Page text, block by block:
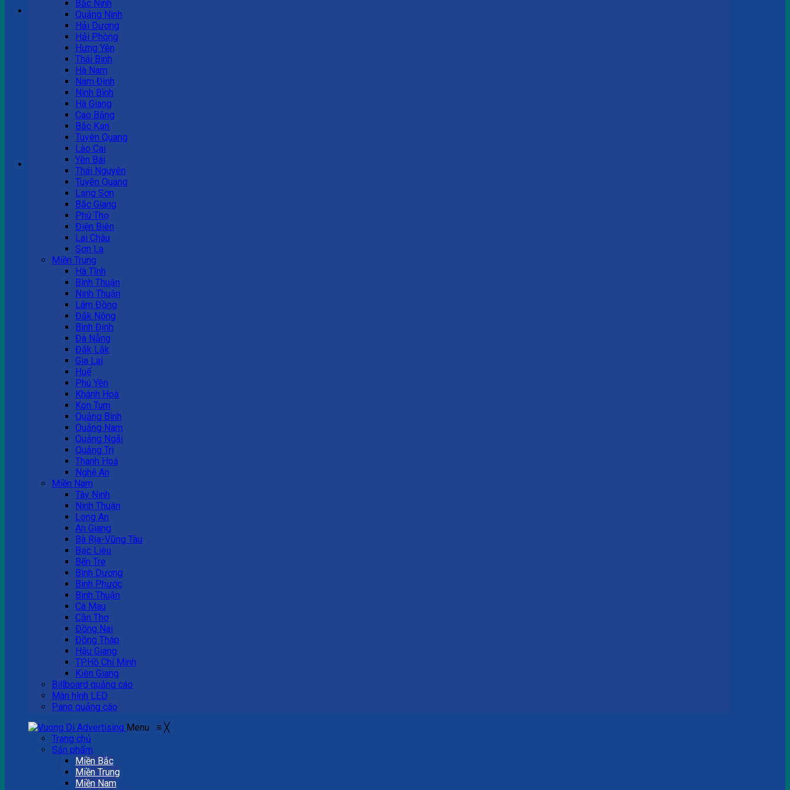
Tư vấn bán hàng
0983 863 488
Hotline hỗ trợ
0983 863 488
Giỏ hàng
Chưa có sản phẩm trong giỏ hàng.
Bắc Ninh
Quảng Ninh
Hải Dương
Hải Phòng
Hưng Yên
Thái Bình
Hà Nam
Nam Định
Ninh Bình
Hà Giang
Cao Bằng
Bắc Kạn
Tuyên Quang
Lào Cai
Yên Bái
Thái Nguyên
Tuyên Quang
Lạng Sơn
Bắc Giang
Phú Thọ
Điện Biên
Lai Châu
Sơn La
Miền Trung
Hà Tĩnh
Bình Thuận
Ninh Thuận
Lâm Đồng
Đắk Nông
Bình Định
Đà Nẵng
Đắk Lắk
Gia Lai
Huế
Phú Yên
Khánh Hoà
Kon Tum
Quảng Bình
Quảng Nam
Quảng Ngãi
Quảng Trị
Thanh Hoá
Nghệ An
Miền Nam
Tây Ninh
Ninh Thuận
Long An
An Giang
Bà Rịa-Vũng Tàu
Bạc Liêu
Bến Tre
Bình Dương
Bình Phước
Bình Thuận
Cà Mau
Cần Thơ
Đồng Nai
Đồng Tháp
Hậu Giang
TP.Hồ Chí Minh
Kiên Giang
Billboard quảng cáo
Màn hình LED
Pano quảng cáo
Menu ≡ ╳
Trang chủ
Sản phẩm
Miền Bắc
Miền Trung
Miền Nam